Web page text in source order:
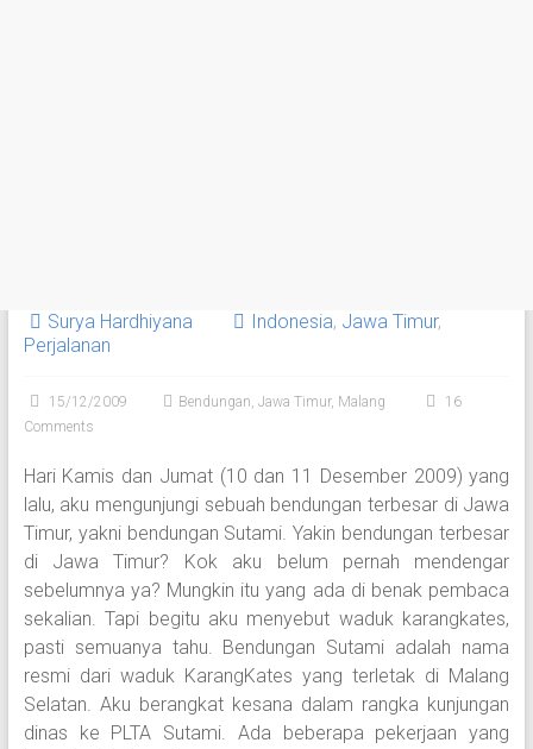
Surya Hardhiyana Indonesia, Jawa Timur,
Perjalanan
15/12/2009 Bendungan, Jawa Timur, Malang
16
Comments
Hari Kamis dan Jumat (10 dan 11 Desember 2009) yang
lalu, aku mengunjungi sebuah bendungan terbesar di Jawa
Timur, yakni bendungan Sutami. Yakin bendungan terbesar
di Jawa Timur? Kok aku belum pernah mendengar
sebelumnya ya? Mungkin itu yang ada di benak pembaca
sekalian. Tapi begitu aku menyebut waduk karangkates,
pasti semuanya tahu. Bendungan Sutami adalah nama
resmi dari waduk KarangKates yang terletak di Malang
Selatan. Aku berangkat kesana dalam rangka kunjungan
dinas ke PLTA Sutami. Ada beberapa pekerjaan yang